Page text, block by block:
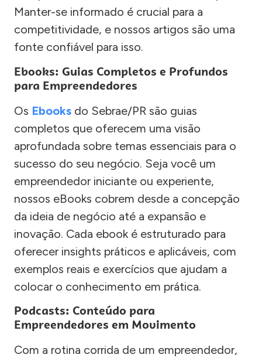
Manter-se informado é crucial para a
competitividade, e nossos artigos são uma
fonte confiável para isso.
Ebooks: Guias Completos e Profundos
para Empreendedores
Os Ebooks do Sebrae/PR são guias
completos que oferecem uma visão
aprofundada sobre temas essenciais para o
sucesso do seu negócio. Seja você um
empreendedor iniciante ou experiente,
nossos eBooks cobrem desde a concepção
da ideia de negócio até a expansão e
inovação. Cada ebook é estruturado para
oferecer insights práticos e aplicáveis, com
exemplos reais e exercícios que ajudam a
colocar o conhecimento em prática.
Podcasts: Conteúdo para
Empreendedores em Movimento
Com a rotina corrida de um empreendedor,